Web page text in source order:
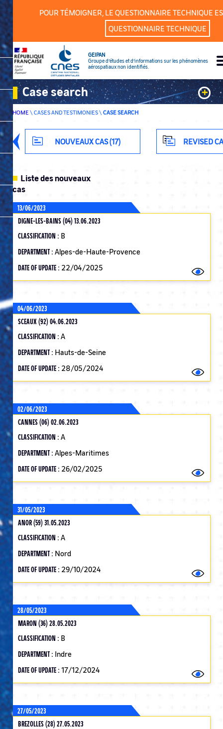
POUR TÉMOIGNER, LE QUESTIONNAIRE TECHNIQUE
QUESTIONNAIRE TECHNIQUE
GEIPAN
Groupe d’études et d’informations sur les phénomènes
aérospatiaux non identifiés.
Case search +
Keywords
Classification
ADVANCED SEARCH
NOUVEAUX CAS (17) REVISED
HOME \ CASES AND TESTIMONIES\ CASE SEARCH
Liste des nouveaux
cas
13/06/2023
DIGNE-LES-BAINS (04) 13.06.2023
CLASSIFICATION : B
DEPARTMENT : Alpes-de-Haute-Provence
DATE OF UPDATE : 22/04/2025
04/06/2023
SCEAUX (92) 04.06.2023
CLASSIFICATION : A
DEPARTMENT : Hauts-de-Seine
DATE OF UPDATE : 28/05/2024
02/06/2023
CANNES (06) 02.06.2023
CLASSIFICATION : A
DEPARTMENT : Alpes-Maritimes
DATE OF UPDATE : 26/02/2025
31/05/2023
ANOR (59) 31.05.2023
CLASSIFICATION : A
DEPARTMENT : Nord
DATE OF UPDATE : 29/10/2024
28/05/2023
MARON (36) 28.05.2023
CLASSIFICATION : B
DEPARTMENT : Indre
DATE OF UPDATE : 17/12/2024
27/05/2023
BREZOLLES (28) 27.05.2023